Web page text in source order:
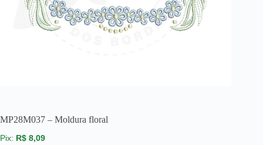
MP28M037 – Moldura floral
R$ 8,09